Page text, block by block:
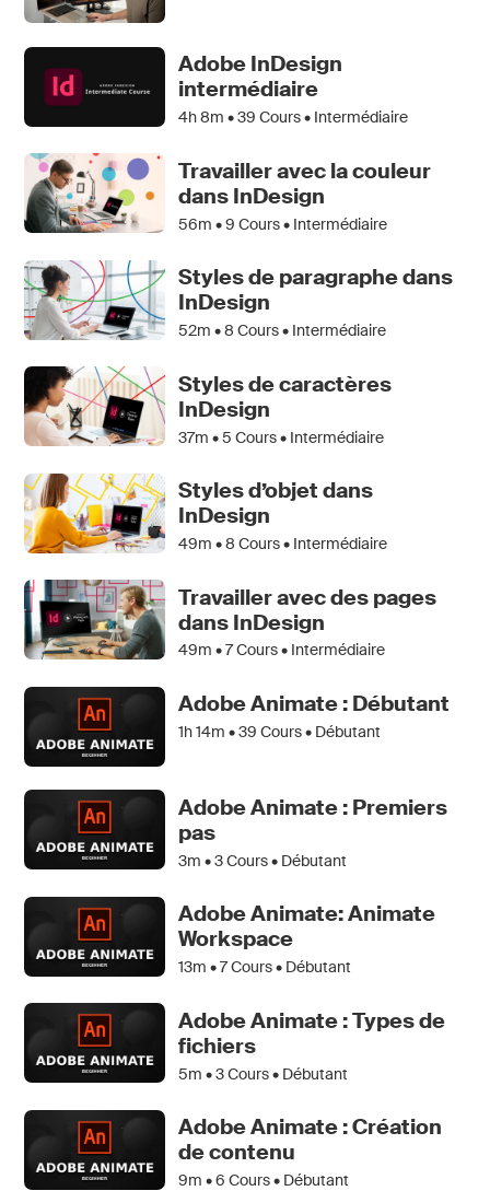
Adobe InDesign
intermédiaire
4h 8m •39 Cours • Intermédiaire
Travailler avec la couleur
dans InDesign
56m •9 Cours • Intermédiaire
Styles de paragraphe dans
InDesign
52m •8 Cours • Intermédiaire
Styles de caractères
InDesign
37m •5 Cours • Intermédiaire
Styles d’objet dans
InDesign
49m •8 Cours • Intermédiaire
Travailler avec des pages
dans InDesign
49m •7Cours • Intermédiaire
Adobe Animate : Débutant
1h 14m •39 Cours • Débutant
Adobe Animate : Premiers
pas
3m •3Cours • Débutant
Adobe Animate: Animate
Workspace
13m •7Cours • Débutant
Adobe Animate : Types de
fichiers
5m •3Cours • Débutant
Adobe Animate : Création
de contenu
9m •6 Cours • Débutant